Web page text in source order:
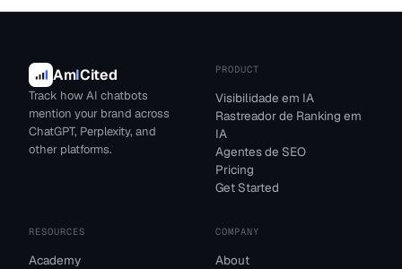
AmICited
Track how AI chatbots
mention your brand across
ChatGPT, Perplexity, and
other platforms.
PRODUCT
Visibilidade em IA
Rastreador de Ranking em
IA
Agentes de SEO
Pricing
Get Started
RESOURCES
Academy
COMPANY
About